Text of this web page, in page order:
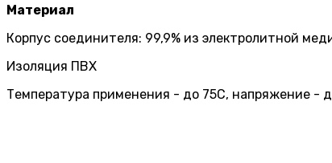
Материал
Корпус соединителя: 99,9% из электролитной
Изоляция ПВХ
Температура применения - до 75С, напряжение -